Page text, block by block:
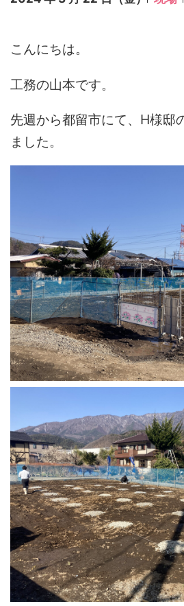
こんにちは。
工務の山本です。
先週から都留市にて、H様邸
ました。